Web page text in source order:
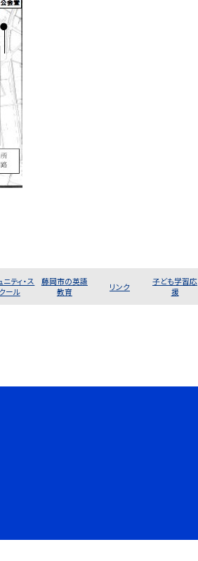
ニティ・ス
クール
藤岡市の英語
教育
リンク
子ども学習応
援